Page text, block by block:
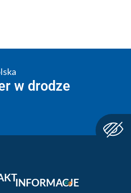
w drodze
INFORMACJE